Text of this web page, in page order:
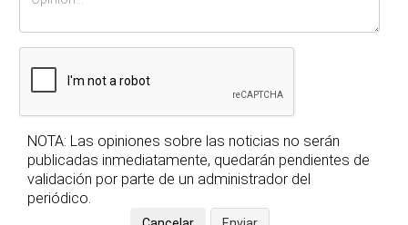
NOTA: Las opiniones sobre las noticias no serán
publicadas inmediatamente, quedarán pendientes de
validación por parte de un administrador del
periódico.